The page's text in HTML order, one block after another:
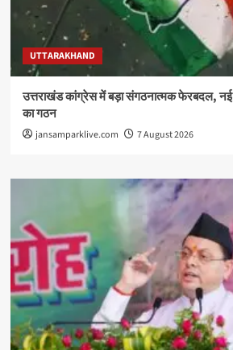
UTTARAKHAND
उत्तराखंड कांग्रेस में बड़ा संगठनात्मक फेरबदल, नई
का गठन
jansamparklive.com 7 August 2026